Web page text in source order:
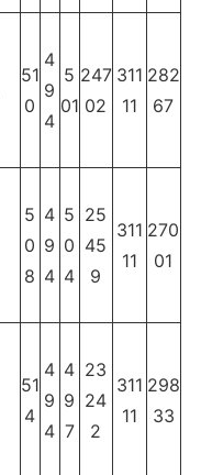
51
0
4
9
4
5
01
247
02
311
11
282
67
5
0
8
4
9
4
5
0
4
25
45
9
311
11
270
01
51
4
4
9
4
4
9
7
23
24
2
311
11
298
33